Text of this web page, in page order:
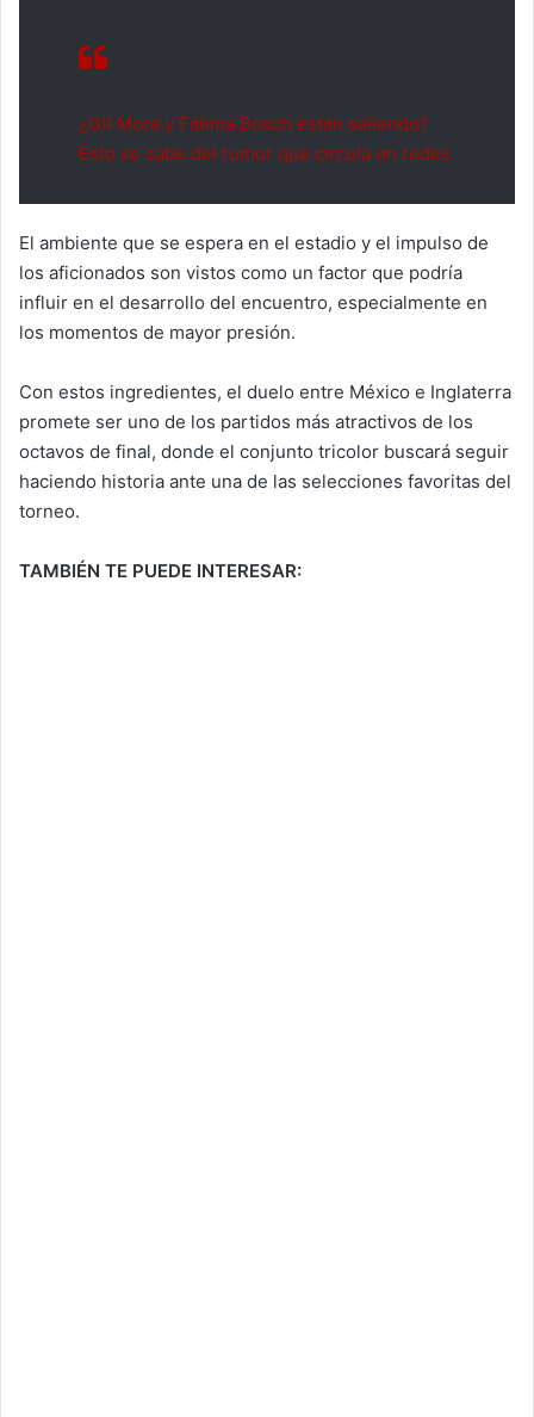
¿Gil Mora y Fátima Bosch están saliendo?
Esto se sabe del rumor que circula en redes
El ambiente que se espera en el estadio y el impulso de
los aficionados son vistos como un factor que podría
influir en el desarrollo del encuentro, especialmente en
los momentos de mayor presión.
Con estos ingredientes, el duelo entre México e Inglaterra
promete ser uno de los partidos más atractivos de los
octavos de final, donde el conjunto tricolor buscará seguir
haciendo historia ante una de las selecciones favoritas del
torneo.
TAMBIÉN TE PUEDE INTERESAR: